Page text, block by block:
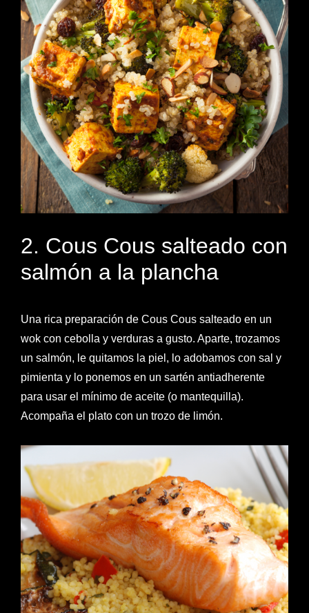
2. Cous Cous salteado con
salmón a la plancha
Una rica preparación de Cous Cous salteado en un
wok con cebolla y verduras a gusto. Aparte, trozamos
un salmón, le quitamos la piel, lo adobamos con sal y
pimienta y lo ponemos en un sartén antiadherente
para usar el mínimo de aceite (o mantequilla).
Acompaña el plato con un trozo de limón.